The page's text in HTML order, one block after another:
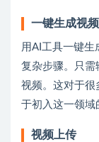
一键生成视频
用AI工具一键生
复杂步骤。只需
视频。这对于很
于初入这一领域
视频上传